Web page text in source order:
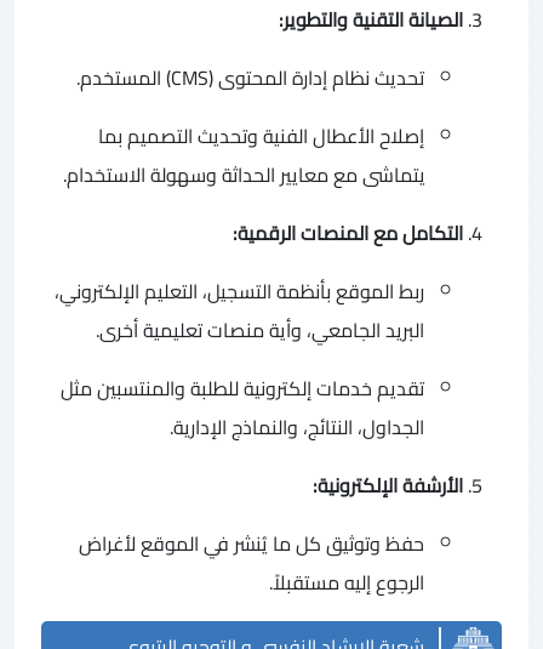
الصيانة التقنية والتطوير:
تحديث نظام إدارة المحتوى (CMS) المستخدم.
إصلاح الأعطال الفنية وتحديث التصميم بما
يتماشى مع معايير الحداثة وسهولة الاستخدام.
التكامل مع المنصات الرقمية:
ربط الموقع بأنظمة التسجيل، التعليم الإلكتروني،
البريد الجامعي، وأية منصات تعليمية أخرى.
تقديم خدمات إلكترونية للطلبة والمنتسبين مثل
الجداول، النتائج، والنماذج الإدارية.
الأرشفة الإلكترونية:
حفظ وتوثيق كل ما يُنشر في الموقع لأغراض
الرجوع إليه مستقبلاً.